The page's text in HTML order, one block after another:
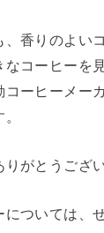
、香りのよい
なコーヒーを
コーヒーメー
がとうござ
ついては、